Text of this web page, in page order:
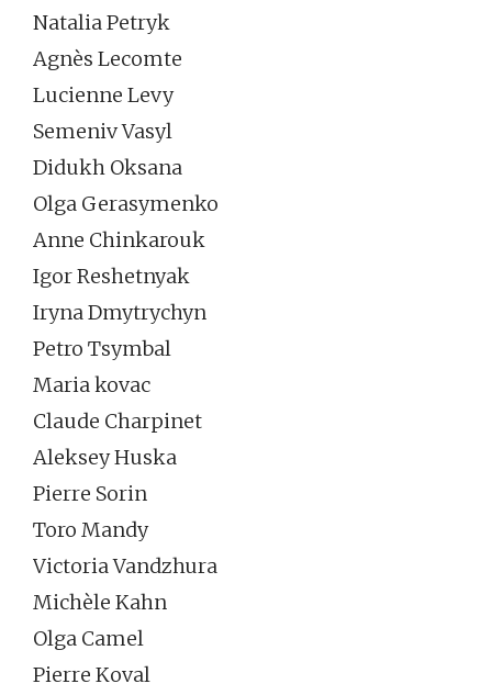
Natalia Petryk
Agnès Lecomte
Lucienne Levy
Semeniv Vasyl
Didukh Oksana
Olga Gerasymenko
Anne Chinkarouk
Igor Reshetnyak
Iryna Dmytrychyn
Petro Tsymbal
Maria kovac
Claude Charpinet
Aleksey Huska
Pierre Sorin
Toro Mandy
Victoria Vandzhura
Michèle Kahn
Olga Camel
Pierre Koval